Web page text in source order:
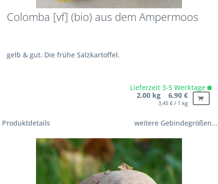
Colomba [vf] (bio) aus dem Ampermoos
gelb & gut. Die frühe Salzkartoffel.
Lieferzeit 3-5 Werktage
2.00 kg 6,90 €
3,45 € / 1 kg
Produktdetails weitere Gebindegrößen...